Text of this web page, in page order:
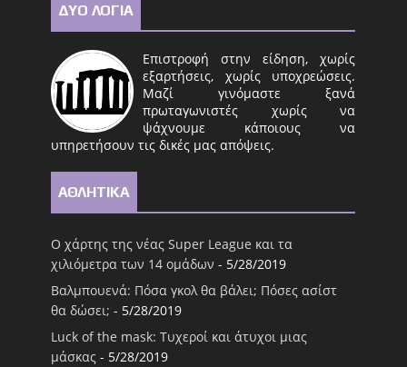
ΔΥΟ ΛΟΓΙΑ
Επιστροφή στην είδηση, χωρίς
εξαρτήσεις, χωρίς υποχρεώσεις.
Μαζί γινόμαστε ξανά
πρωταγωνιστές χωρίς να
ψάχνουμε κάποιους να
υπηρετήσουν τις δικές μας απόψεις.
ΑΘΛΗΤΙΚΑ
Ο χάρτης της νέας Super League και τα
χιλιόμετρα των 14 ομάδων - 5/28/2019
Βαλμπουενά: Πόσα γκολ θα βάλει; Πόσες ασίστ
θα δώσει; - 5/28/2019
Luck of the mask: Τυχεροί και άτυχοι μιας
μάσκας - 5/28/2019